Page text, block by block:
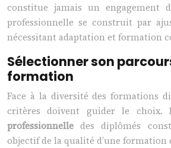
constitue jamais un engagement
professionnelle se construit par
nécessitant adaptation et formation
Sélectionner son
formation
Face à la diversité des formations
critères doivent guider le choix.
professionnelle des diplômés
objectif de la qualité d’une formation